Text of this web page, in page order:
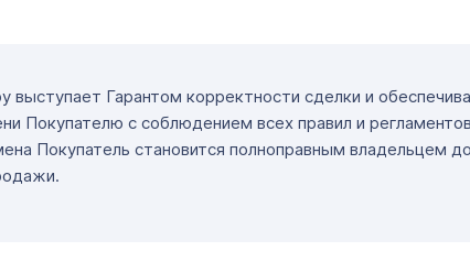
выступает Гарантом корректности сделки и
Покупателю с соблюдением всех правил и
Покупатель становится полноправным владельцем